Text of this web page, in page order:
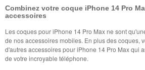
Combinez votre coque iPhone 14 Pro
accessoires
Les coques pour iPhone 14 Pro Max ne sont
de nos accessoires mobiles. En plus des coques,
d'autres accessoires pour iPhone 14 Pro Max qui
de votre incroyable téléphone.